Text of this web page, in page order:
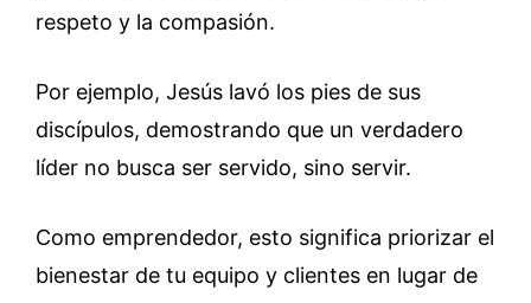
respeto y la compasión.
Por ejemplo, Jesús lavó los pies de sus
discípulos, demostrando que un verdadero
líder no busca ser servido, sino servir.
Como emprendedor, esto significa priorizar el
bienestar de tu equipo y clientes en lugar de